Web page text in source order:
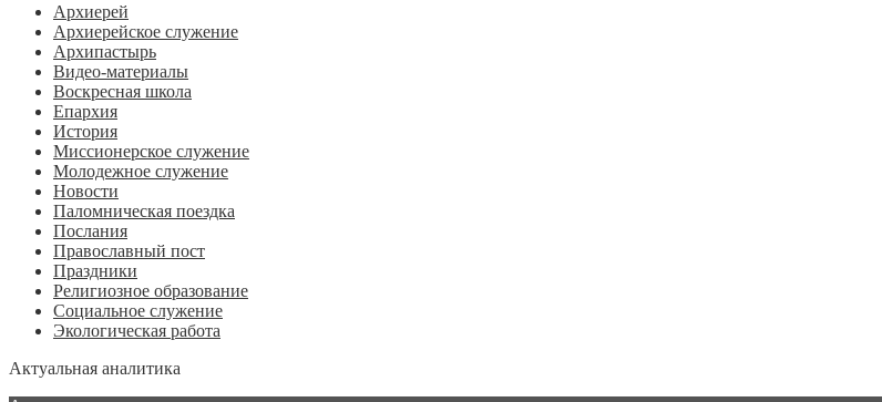
Архиерей
Архиерейское служение
Архипастырь
Видео-материалы
Воскресная школа
Епархия
История
Миссионерское служение
Молодежное служение
Новости
Паломническая поездка
Послания
Православный пост
Праздники
Религиозное образование
Социальное служение
Экологическая работа
Актуальная аналитика